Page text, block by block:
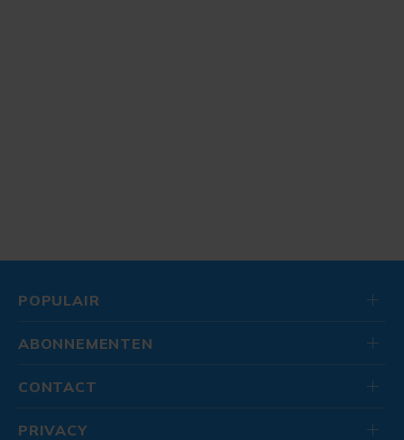
POPULAIR
ABONNEMENTEN
CONTACT
PRIVACY